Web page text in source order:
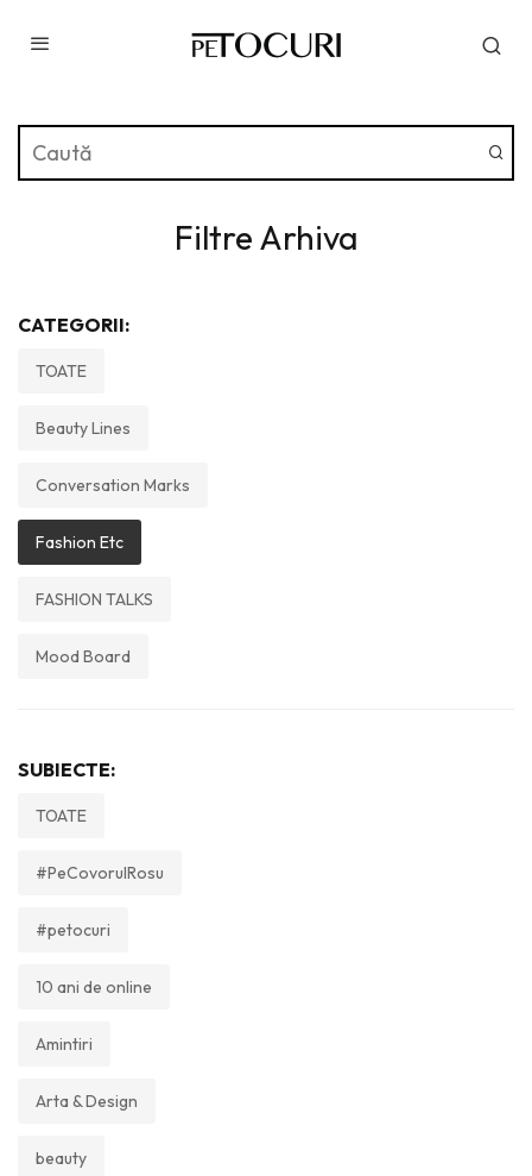
Filtre Arhiva
CATEGORII:
TOATE
Beauty Lines
Conversation Marks
Fashion Etc
FASHION TALKS
Mood Board
SUBIECTE:
TOATE
#PeCovorulRosu
#petocuri
10 ani de online
Amintiri
Arta & Design
beauty